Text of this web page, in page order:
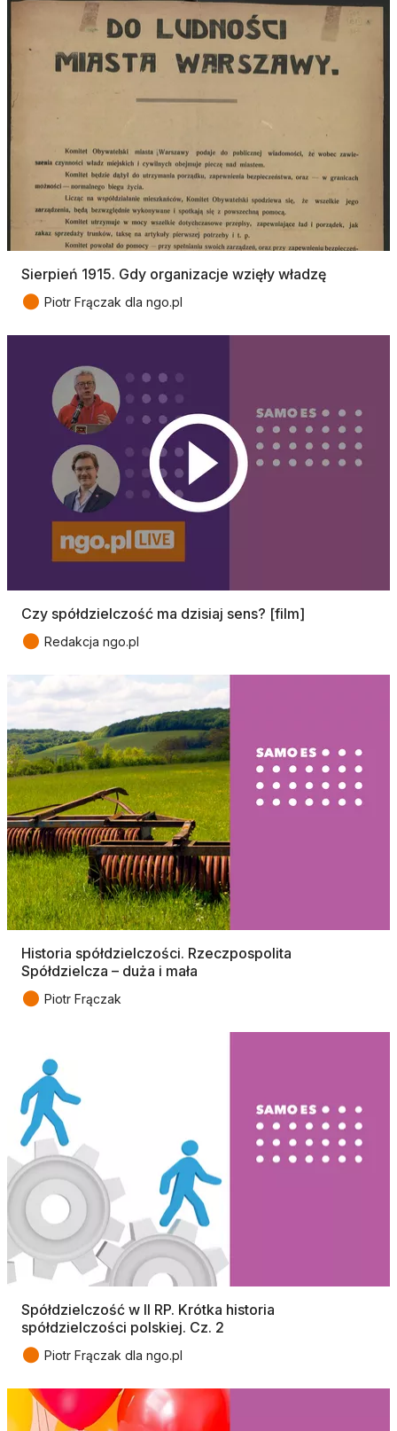
Sierpień 1915. Gdy organizacje wzięły władzę
● Piotr Frączak dla ngo.pl
Czy spółdzielczość ma dzisiaj sens? [film]
● Redakcja ngo.pl
Historia spółdzielczości. Rzeczpospolita
Spółdzielcza – duża i mała
● Piotr Frączak
Spółdzielczość w II RP. Krótka historia
spółdzielczości polskiej. Cz. 2
● Piotr Frączak dla ngo.pl